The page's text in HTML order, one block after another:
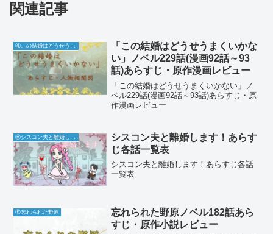
関連記事
④この結婚はどうせうまくいかない
「この結婚はどうせうまくいかな
い」ノベル229話(漫画92話～93
話)あらすじ・原作漫画レビュー
「この結婚はどうせうまくいかない」ノ
ベル229話(漫画92話～93話)あらすじ・原
作漫画レビュー
シスコン夫と離婚します！あらす
じ各話一覧表
シスコン夫と離婚します！あらすじ各話
一覧表
Ⓔ忘れられた野原
忘れられた野原ノベル182話あら
すじ・原作小説レビュー